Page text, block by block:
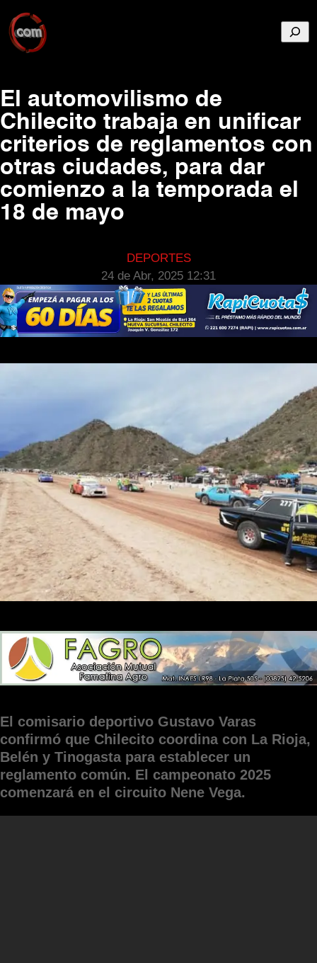
El automovilismo de
Chilecito trabaja en unificar
criterios de reglamentos con
otras ciudades, para dar
comienzo a la temporada el
18 de mayo
DEPORTES
24 de Abr, 2025 12:31
El comisario deportivo Gustavo Varas
confirmó que Chilecito coordina con La Rioja,
Belén y Tinogasta para establecer un
reglamento común. El campeonato 2025
comenzará en el circuito Nene Vega.